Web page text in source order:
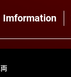
Imformation